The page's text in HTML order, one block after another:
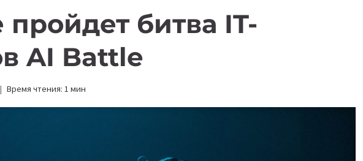
пройдет битва IT-
AI Battle
Время чтения: 1 мин